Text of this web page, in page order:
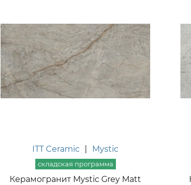
ITT Ceramic Mystic
Керамогранит Mystic Grey Matt